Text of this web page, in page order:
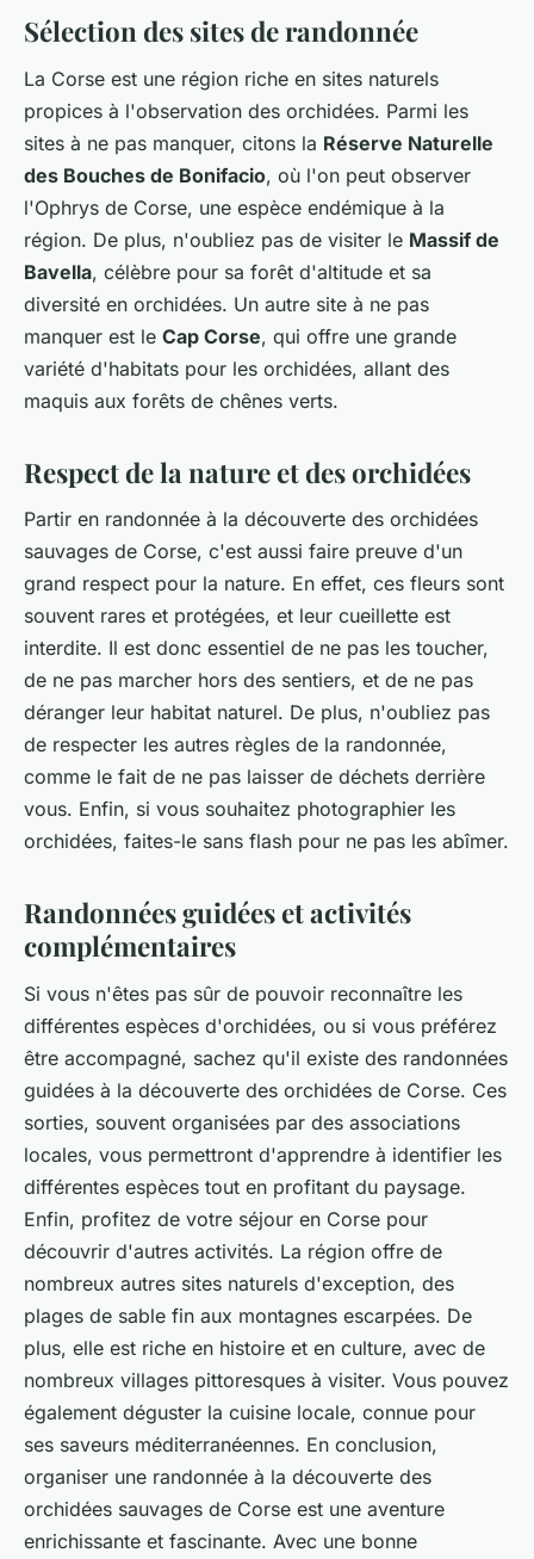
Sélection des sites de randonnée
La Corse est une région riche en sites naturels
propices à l'observation des orchidées. Parmi les
sites à ne pas manquer, citons la Réserve Naturelle
des Bouches de Bonifacio, où l'on peut observer
l'Ophrys de Corse, une espèce endémique à la
région. De plus, n'oubliez pas de visiter le Massif de
Bavella, célèbre pour sa forêt d'altitude et sa
diversité en orchidées. Un autre site à ne pas
manquer est le Cap Corse, qui offre une grande
variété d'habitats pour les orchidées, allant des
maquis aux forêts de chênes verts.
Respect de la nature et des orchidées
Partir en randonnée à la découverte des orchidées
sauvages de Corse, c'est aussi faire preuve d'un
grand respect pour la nature. En effet, ces fleurs sont
souvent rares et protégées, et leur cueillette est
interdite. Il est donc essentiel de ne pas les toucher,
de ne pas marcher hors des sentiers, et de ne pas
déranger leur habitat naturel. De plus, n'oubliez pas
de respecter les autres règles de la randonnée,
comme le fait de ne pas laisser de déchets derrière
vous. Enfin, si vous souhaitez photographier les
orchidées, faites-le sans flash pour ne pas les abîmer.
Randonnées guidées et activités
complémentaires
Si vous n'êtes pas sûr de pouvoir reconnaître les
différentes espèces d'orchidées, ou si vous préférez
être accompagné, sachez qu'il existe des randonnées
guidées à la découverte des orchidées de Corse. Ces
sorties, souvent organisées par des associations
locales, vous permettront d'apprendre à identifier les
différentes espèces tout en profitant du paysage.
Enfin, profitez de votre séjour en Corse pour
découvrir d'autres activités. La région offre de
nombreux autres sites naturels d'exception, des
plages de sable fin aux montagnes escarpées. De
plus, elle est riche en histoire et en culture, avec de
nombreux villages pittoresques à visiter. Vous pouvez
également déguster la cuisine locale, connue pour
ses saveurs méditerranéennes. En conclusion,
organiser une randonnée à la découverte des
orchidées sauvages de Corse est une aventure
enrichissante et fascinante. Avec une bonne